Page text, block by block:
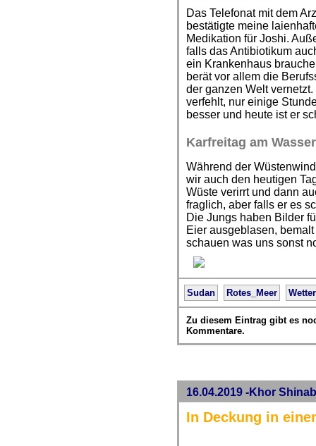
Das Telefonat mit dem
bestätigte meine
Medikation für Joshi.
falls das Antibiotikum
ein Krankenhaus
berät vor allem die
der ganzen Welt
verfehlt, nur einige
besser und heute ist er
Karfreitag am Wasser
Während der
wir auch den heutigen
Wüste verirrt und dann
fraglich, aber falls er es
Die Jungs haben Bilder
Eier ausgeblasen,
schauen was uns sonst
Sudan Rotes_Meer Wetter
Zu diesem Eintrag gibt es
Kommentare.
16.04.2019 -Khor
In Deckung in